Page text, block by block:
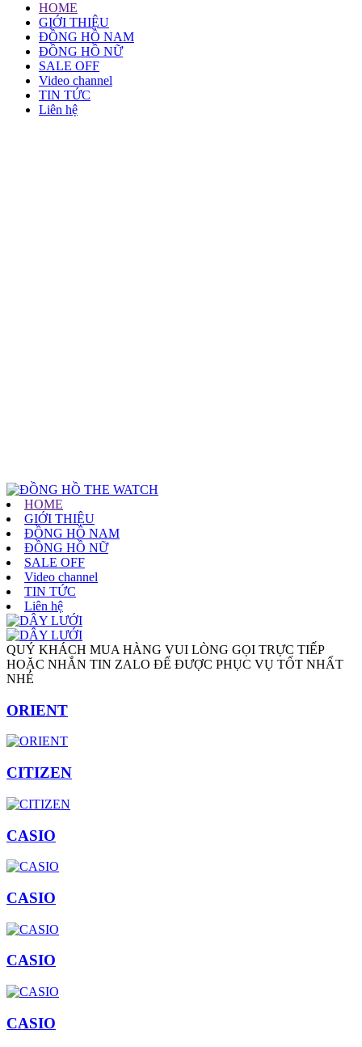
HOME
GIỚI THIỆU
ĐỒNG HỒ NAM
ĐỒNG HỒ NỮ
SALE OFF
Video channel
TIN TỨC
Liên hệ
HOME
GIỚI THIỆU
ĐỒNG HỒ NAM
ĐỒNG HỒ NỮ
SALE OFF
Video channel
TIN TỨC
Liên hệ
QUÝ KHÁCH MUA HÀNG VUI LÒNG GỌI TRỰC TIẾP
HOẶC NHẮN TIN ZALO ĐỂ ĐƯỢC PHỤC VỤ TỐT NHẤT
NHÉ
ORIENT
CITIZEN
CASIO
CASIO
CASIO
CASIO